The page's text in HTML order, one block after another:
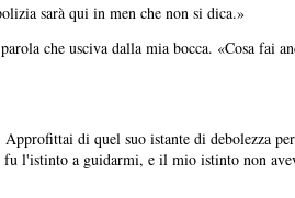
sarà qui in men che non si dica.»
che usciva dalla mia bocca. «Cosa fai
di quel suo istante di debolezza
l'istinto a guidarmi, e il mio istinto non